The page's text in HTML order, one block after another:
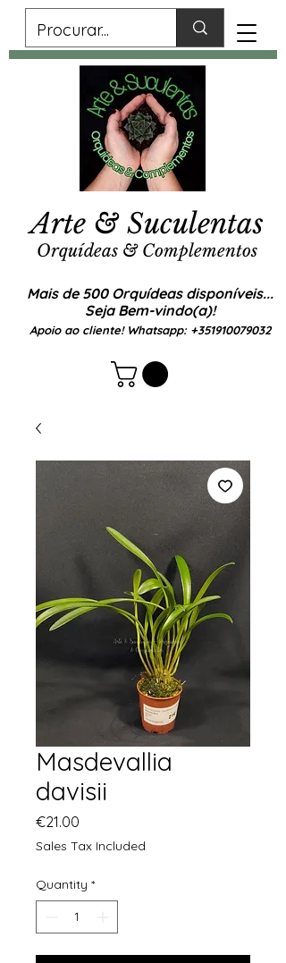
Mais de 500 Orquídeas disponíveis...
Seja Bem-vindo(a)!
Apoio ao cliente! Whatsapp: +351910079032
Arte & Suculentas
Orquídeas & Complementos
Masdevallia
davisii
€21.00
Sales Tax Included
Quantity *